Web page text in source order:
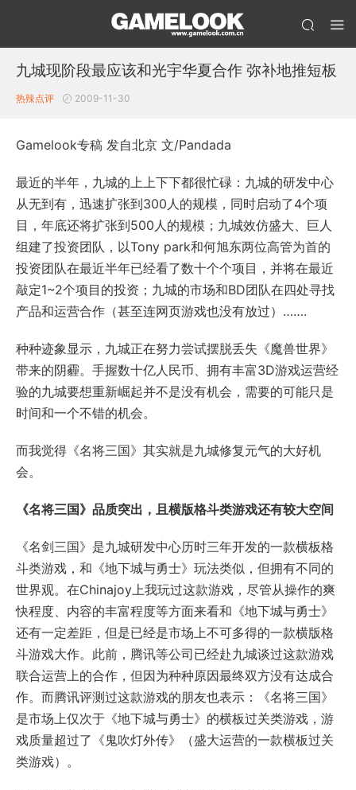
九城现阶段最应该和光宇华夏合作 弥补地推短板
热辣点评 2009-11-30
Gamelook专稿 发自北京 文/Pandada
最近的半年，九城的上上下下都很忙碌：九城的研发中心
从无到有，迅速扩张到300人的规模，同时启动了4个项
目，年底还将扩张到500人的规模；九城效仿盛大、巨人
组建了投资团队，以Tony park和何旭东两位高管为首的
投资团队在最近半年已经看了数十个个项目，并将在最近
敲定1~2个项目的投资；九城的市场和BD团队在四处寻找
产品和运营合作（甚至连网页游戏也没有放过）…….
种种迹象显示，九城正在努力尝试摆脱丢失《魔兽世界》
带来的阴霾。手握数十亿人民币、拥有丰富3D游戏运营经
验的九城要想重新崛起并不是没有机会，需要的可能只是
时间和一个不错的机会。
而我觉得《名将三国》其实就是九城修复元气的大好机
会。
《名将三国》品质突出，且横版格斗类游戏还有较大空间
《名剑三国》是九城研发中心历时三年开发的一款横板格
斗类游戏，和《地下城与勇士》玩法类似，但拥有不同的
世界观。在Chinajoy上我玩过这款游戏，尽管从操作的爽
快程度、内容的丰富程度等方面来看和《地下城与勇士》
还有一定差距，但是已经是市场上不可多得的一款横版格
斗游戏大作。此前，腾讯等公司已经赴九城谈过这款游戏
联合运营上的合作，但因为种种原因最终双方没有达成合
作。而腾讯评测过这款游戏的朋友也表示：《名将三国》
是市场上仅次于《地下城与勇士》的横板过关类游戏，游
戏质量超过了《鬼吹灯外传》（盛大运营的一款横板过关
类游戏）。